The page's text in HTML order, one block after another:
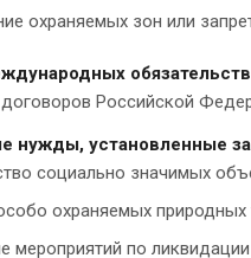
охраняемых зон или
Российской
нужды, установленные
социально значимых
охраняемых природных
мероприятий по